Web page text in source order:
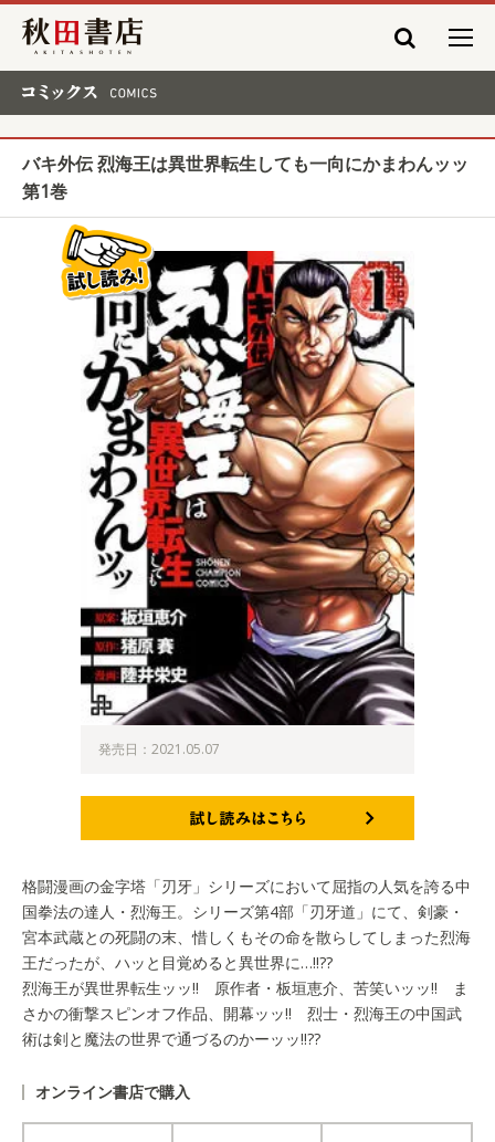
秋田書店
バキ外伝 烈海王は異世界転生しても一向にかまわんッッ
第1巻
発売日：2021.05.07
格闘漫画の金字塔「刃牙」シリーズにおいて屈指の人気を誇る中
国拳法の達人・烈海王。シリーズ第4部「刃牙道」にて、剣豪・
宮本武蔵との死闘の末、惜しくもその命を散らしてしまった烈海
王だったが、ハッと目覚めると異世界に…!!??
烈海王が異世界転生ッッ!! 原作者・板垣恵介、苦笑いッッ!! ま
さかの衝撃スピンオフ作品、開幕ッッ!! 烈士・烈海王の中国武
術は剣と魔法の世界で通づるのかーッッ!!??
オンライン書店で購入